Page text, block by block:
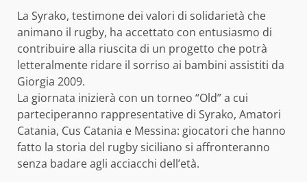
La Syrako, testimone dei valori di solidarietà che
animano il rugby, ha accettato con entusiasmo di
contribuire alla riuscita di un progetto che potrà
letteralmente ridare il sorriso ai bambini assistiti da
Giorgia 2009.
La giornata inizierà con un torneo “Old” a cui
parteciperanno rappresentative di Syrako, Amatori
Catania, Cus Catania e Messina: giocatori che hanno
fatto la storia del rugby siciliano si affronteranno
senza badare agli acciacchi dell’età.